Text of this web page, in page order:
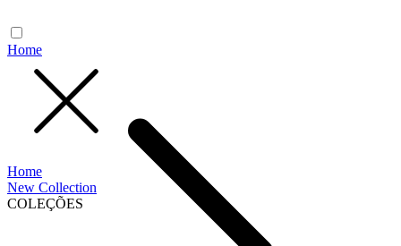
Home
New Collection
COLEÇÕES
Home